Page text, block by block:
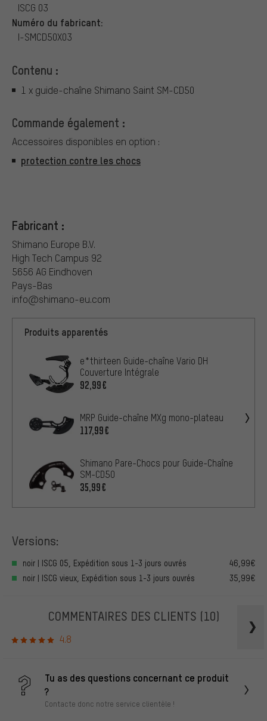
ISCG 03
Numéro du fabricant:
I-SMCD50X03
Contenu :
1 x guide-chaîne Shimano Saint SM-CD50
Commande également :
Accessoires disponibles en option :
protection contre les chocs
Fabricant :
Shimano Europe B.V.
High Tech Campus 92
5656 AG Eindhoven
Pays-Bas
info@shimano-eu.com
Produits apparentés
e*thirteen Guide-chaîne Vario DH
Couverture Intégrale
92,99€
MRP Guide-chaîne MXg mono-plateau
117,99€
Shimano Pare-Chocs pour Guide-Chaîne
SM-CD50
35,99€
Versions:
noir | ISCG 05, Expédition sous 1-3 jours ouvrés
46,99€
noir | ISCG vieux, Expédition sous 1-3 jours ouvrés
35,99€
COMMENTAIRES DES CLIENTS (10)
4.8
Tu as des questions concernant ce produit
?
Contacte donc notre service clientèle !